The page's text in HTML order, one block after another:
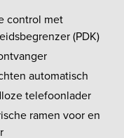
control met
(PDK)
automatisch
telefoonlader
ramen voor en